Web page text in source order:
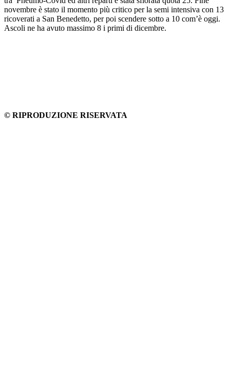
novembre è stato il momento più critico per la semi intensiva con 13
ricoverati a San Benedetto, per poi scendere sotto a 10 com’è oggi.
Ascoli ne ha avuto massimo 8 i primi di dicembre.
© RIPRODUZIONE RISERVATA